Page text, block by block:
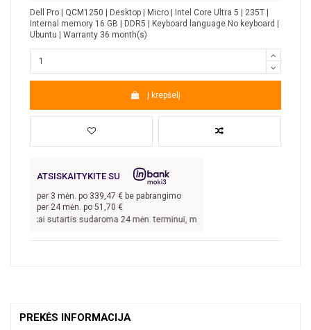
Dell Pro | QCM1250 | Desktop | Micro | Intel Core Ultra 5 | 235T |
Internal memory 16 GB | DDR5 | Keyboard language No keyboard |
Ubuntu | Warranty 36 month(s)
Į krepšelį
ATSISKAITYKITE SU
per 3 mėn. po 339,47 € be pabrangimo
per 24 mėn. po 51,70 €
€, kai sutartis sudaroma 24 mėn. terminui, metinė palūkanų norma –
PREKĖS INFORMACIJA